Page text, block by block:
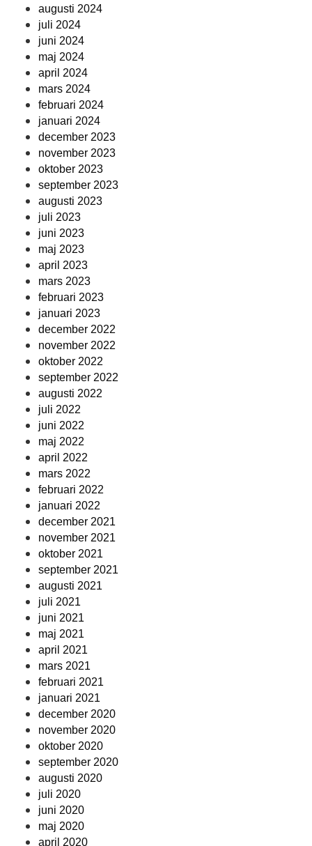
augusti 2024
juli 2024
juni 2024
maj 2024
april 2024
mars 2024
februari 2024
januari 2024
december 2023
november 2023
oktober 2023
september 2023
augusti 2023
juli 2023
juni 2023
maj 2023
april 2023
mars 2023
februari 2023
januari 2023
december 2022
november 2022
oktober 2022
september 2022
augusti 2022
juli 2022
juni 2022
maj 2022
april 2022
mars 2022
februari 2022
januari 2022
december 2021
november 2021
oktober 2021
september 2021
augusti 2021
juli 2021
juni 2021
maj 2021
april 2021
mars 2021
februari 2021
januari 2021
december 2020
november 2020
oktober 2020
september 2020
augusti 2020
juli 2020
juni 2020
maj 2020
april 2020